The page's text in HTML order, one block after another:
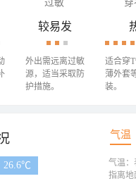
过敏 穿
较易发
外出需远离过敏
源，适当采取防
护措施。
适合穿
薄外套
装。
气温
26.6℃
气温：
指离地